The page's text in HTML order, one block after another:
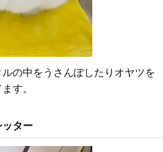
の中をうさんぽしたりオヤツを
す。
ター